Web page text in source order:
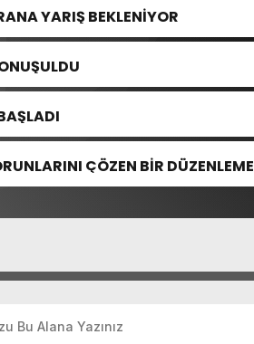
YARIŞ BEKLENİYOR
ÇÖZEN BİR DÜZENLEME